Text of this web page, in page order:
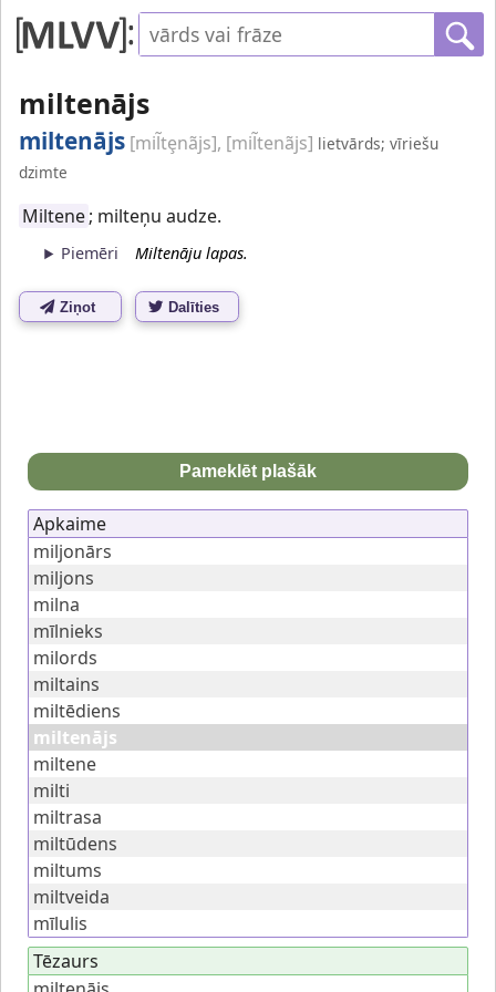
miltenājs
miltenājs [mil̃tȩnãjs], [mil̃tenãjs] lietvārds; vīriešu
dzimte
Miltene; milteņu audze.
Piemēri Miltenāju lapas.
Ziņot Dalīties
Pameklēt plašāk
Apkaime
miljonārs
miljons
milna
mīlnieks
milords
miltains
miltēdiens
miltenājs
miltene
milti
miltrasa
miltūdens
miltums
miltveida
mīlulis
Tēzaurs